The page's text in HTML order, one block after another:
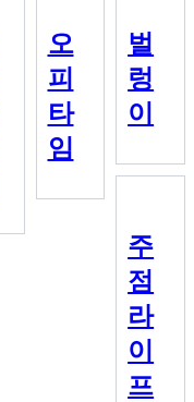
오
피
타
임
벌
렁
이
주
점
라
이
프